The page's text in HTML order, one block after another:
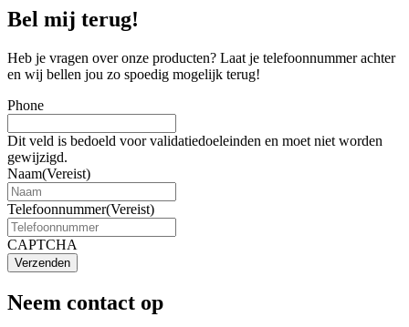
Bel mij terug!
Heb je vragen over onze producten? Laat je telefoonnummer achter
en wij bellen jou zo spoedig mogelijk terug!
Phone
Dit veld is bedoeld voor validatiedoeleinden en moet niet worden
gewijzigd.
Naam(Vereist)
Telefoonnummer(Vereist)
CAPTCHA
Verzenden
Neem contact op